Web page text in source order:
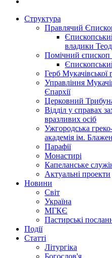
Структура
Правлячий
владики
Помічний єпископ
Герб Мукачівської
Управління
Єпархії
Церковний
Відділ у справах
вразливих осіб
Ужгородська
академія ім.
Парафії
Монастирі
Капеланське
Актуальні проекти
Новини
Світ
Україна
МГКЄ
Пастирські
Події
Статті
Літургіка
Богослов'я